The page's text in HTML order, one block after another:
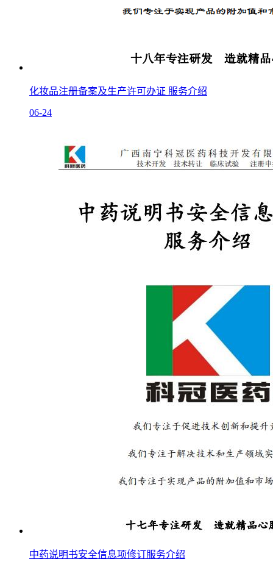
化妆品注册备案及生产许可办证 服务介绍
06-24
中药说明书安全信息项修订服务介绍